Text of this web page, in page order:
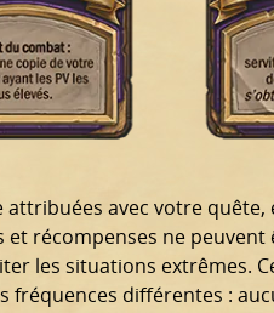
avec votre quête,
récompenses ne peuvent
les situations extrêmes.
fréquences différentes :